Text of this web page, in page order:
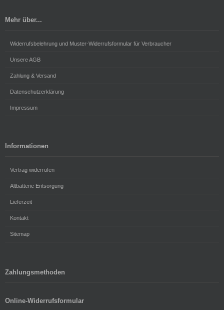
Mehr über...
Widerrufsbelehrung und Muster-Widerrufsformular für Verbraucher
Unsere AGB
Zahlung & Versand
Datenschutzerklärung
Impressum
Informationen
Vertrag widerrufen
Altbatterie Entsorgung
Lieferzeit
Kontakt
Sitemap
Zahlungsmethoden
Online-Widerrufsformular